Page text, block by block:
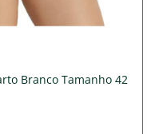
Branco Tamanho 42